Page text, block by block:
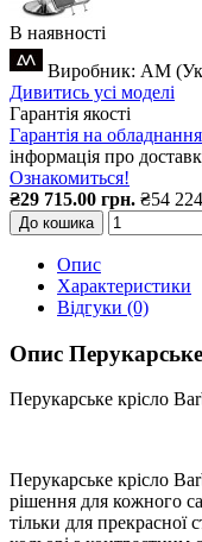
В наявності
Виробник: AM
Дивитись усі моделі
Гарантія якості
Гарантія на
інформація про
Ознакомиться!
₴29 715.00 грн. ₴54
До кошика
Опис
Характеристики
Відгуки (0)
Опис
Перукарське крісло
Перукарське крісло
рішення для кожного
тільки для прекрасної